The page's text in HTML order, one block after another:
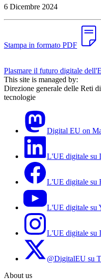
6 Dicembre 2024
Stampa in formato PDF
Plasmare il futuro digitale
This site is managed by:
Direzione generale delle Reti
tecnologie
Digital EU on
L'UE digitale su
L'UE digitale su
L'UE digitale su
L'UE digitale su
@DigitalEU su
About us